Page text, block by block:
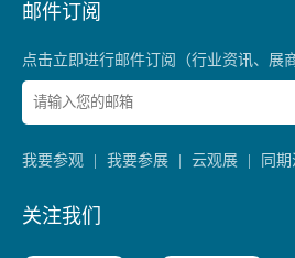
邮件订阅
点击立即进行邮件订阅（行业资讯、展
我要参观 我要参展 云观展 同期
关注我们